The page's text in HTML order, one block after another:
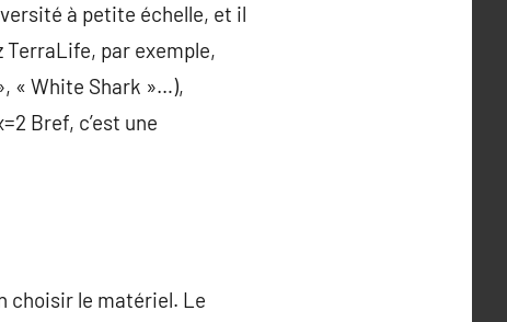
à petite échelle, et il
par exemple,
« White Shark »…),
Bref, c’est une
choisir le matériel. Le